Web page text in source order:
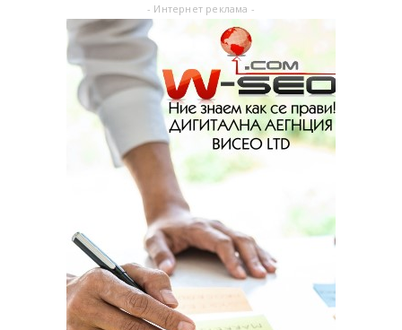
- Интернет реклама -